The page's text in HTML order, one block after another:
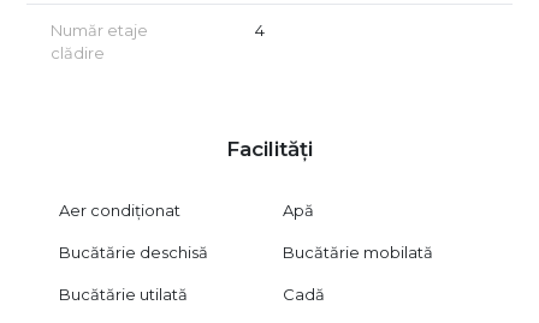
Pentru achizițiile prin credit oferim asistență GRATUITĂ, pentru
un proces simplu și sigur!
Număr etaje
clădire
4
Facilități
Aer condiționat Apă
Bucătărie deschisă Bucătărie mobilată
Bucătărie utilată Cadă